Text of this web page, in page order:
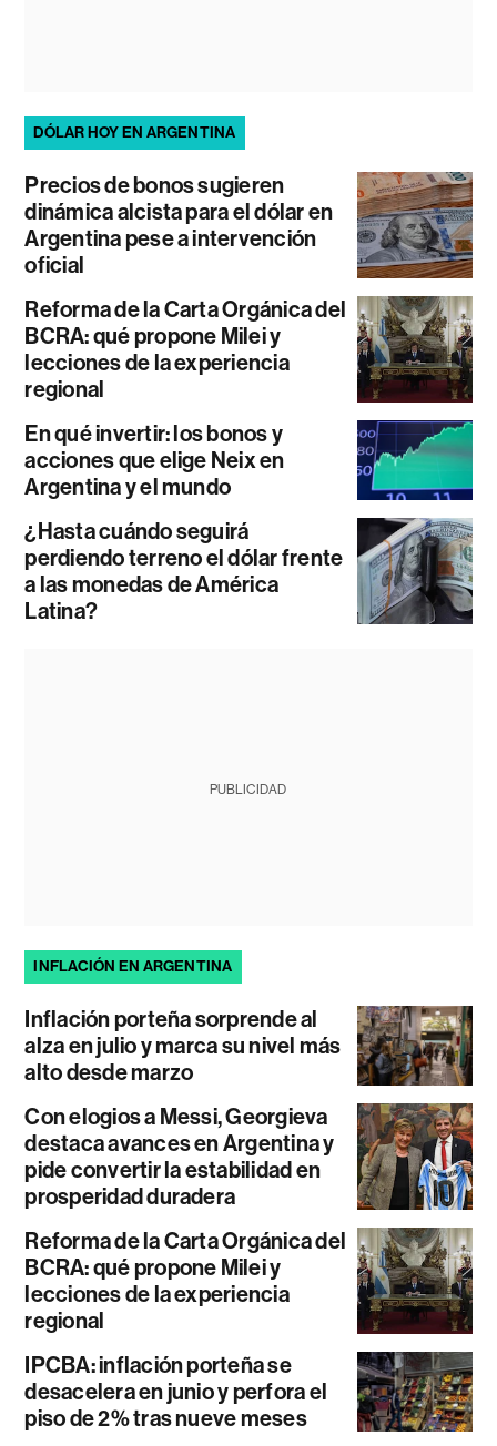
DÓLAR HOY EN ARGENTINA
Precios de bonos sugieren
dinámica alcista para el dólar en
Argentina pese a intervención
oficial
Reforma de la Carta Orgánica del
BCRA: qué propone Milei y
lecciones de la experiencia
regional
En qué invertir: los bonos y
acciones que elige Neix en
Argentina y el mundo
¿Hasta cuándo seguirá
perdiendo terreno el dólar frente
a las monedas de América
Latina?
PUBLICIDAD
INFLACIÓN EN ARGENTINA
Inflación porteña sorprende al
alza en julio y marca su nivel más
alto desde marzo
Con elogios a Messi, Georgieva
destaca avances en Argentina y
pide convertir la estabilidad en
prosperidad duradera
Reforma de la Carta Orgánica del
BCRA: qué propone Milei y
lecciones de la experiencia
regional
IPCBA: inflación porteña se
desacelera en junio y perfora el
piso de 2% tras nueve meses